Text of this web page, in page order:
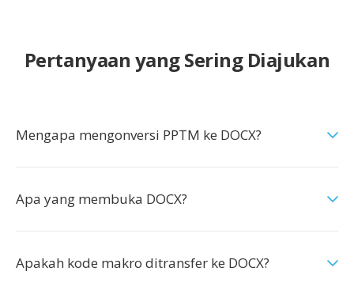
Pertanyaan yang Sering Diajukan
Mengapa mengonversi PPTM ke DOCX?
Apa yang membuka DOCX?
Apakah kode makro ditransfer ke DOCX?